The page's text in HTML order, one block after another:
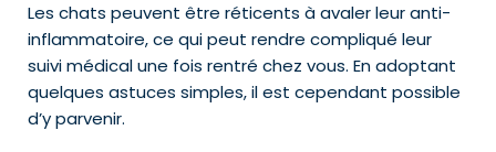
Les chats peuvent être réticents à avaler leur anti-
inflammatoire, ce qui peut rendre compliqué leur
suivi médical une fois rentré chez vous. En adoptant
quelques astuces simples, il est cependant possible
d’y parvenir.